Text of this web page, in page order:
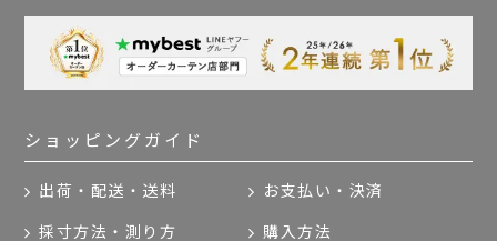
ショッピングガイド
出荷・配送・送料 お支払い・決済
採寸方法・測り方 購入方法